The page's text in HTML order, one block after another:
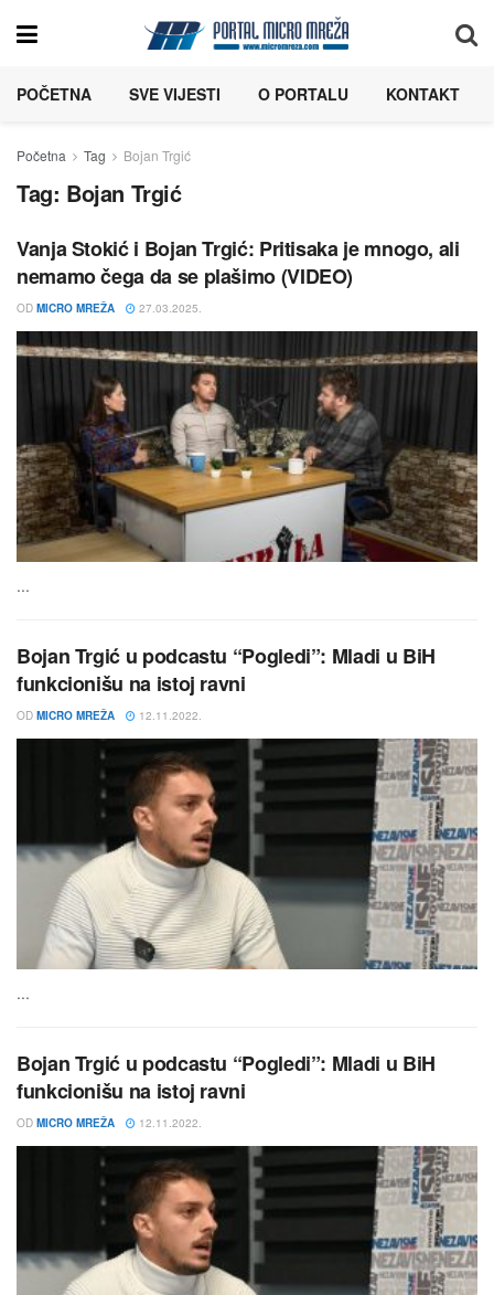
POČETNA SVE VIJESTI O PORTALU KONTAKT
Početna Tag Bojan Trgić
Tag: Bojan Trgić
Vanja Stokić i Bojan Trgić: Pritisaka je mnogo, ali
nemamo čega da se plašimo (VIDEO)
OD MICRO MREŽA 27.03.2025.
...
Bojan Trgić u podcastu “Pogledi”: Mladi u BiH
funkcionišu na istoj ravni
OD MICRO MREŽA 12.11.2022.
...
Bojan Trgić u podcastu “Pogledi”: Mladi u BiH
funkcionišu na istoj ravni
OD MICRO MREŽA 12.11.2022.